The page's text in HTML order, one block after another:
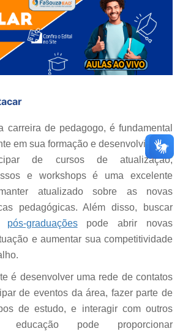
carreira de pedagogo, é fundamental
em sua formação e desenvolvimento
de cursos de atualização,
e workshops é uma excelente
atualizado sobre as novas
pedagógicas. Além disso, buscar
pós-graduaçõespode abrir novas
e aumentar sua competitividade
é desenvolver uma rede de contatos
de eventos da área, fazer parte de
de estudo, e interagir com outros
educação pode proporcionar